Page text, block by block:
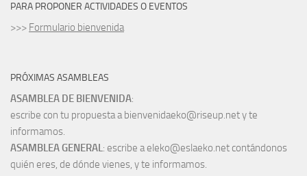
PARA PROPONER ACTIVIDADES O EVENTOS
>>> Formulario bienvenida
PRÓXIMAS ASAMBLEAS
ASAMBLEA DE BIENVENIDA:
escribe con tu propuesta a bienvenidaeko@riseup.net y te
informamos.
ASAMBLEA GENERAL: escribe a eleko@eslaeko.net contándonos
quién eres, de dónde vienes, y te informamos.